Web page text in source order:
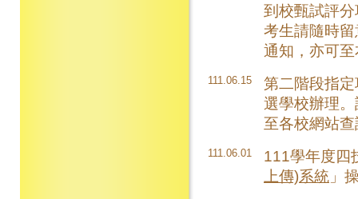
到校甄試評
考生請隨時
通知，亦可
111.06.15
第二階段指
選學校辦理
至各校網站
111.06.01
111學年度四
上傳)系統 」